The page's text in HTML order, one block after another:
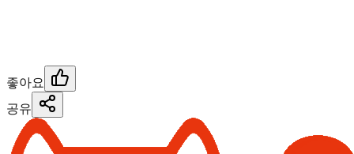
좋아요
공유